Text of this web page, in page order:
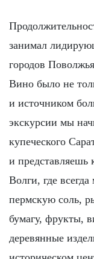
занимал
городов
Вино было не
и источником
экскурсии мы
купеческого
и представляешь
Волги, где
пермскую соль,
бумагу, фрукты,
деревянные